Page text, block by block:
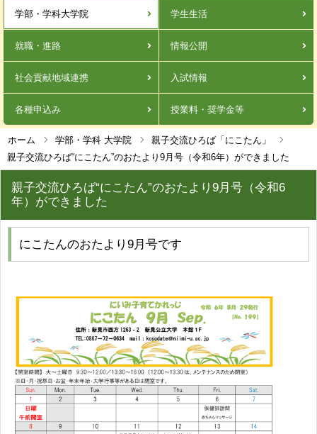
学部・学科大学院 学生生活
就職・進路 情報公開
社会貢献地域連携 入試情報
各種申込み 授業料・奨学金等
ホーム 学部・学科 大学院
親子交流ひろば「にこたん」
親子交流ひろば“にこたん”のおたより9月号（令和6年）ができました
親子交流ひろば“にこたん”のおたより9月号（令和6
年）ができました
にこたんのおたより9月号です